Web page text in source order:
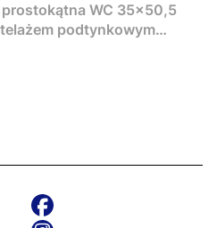
prostokątna WC 35x50,5
podtynkowym
TeceNow